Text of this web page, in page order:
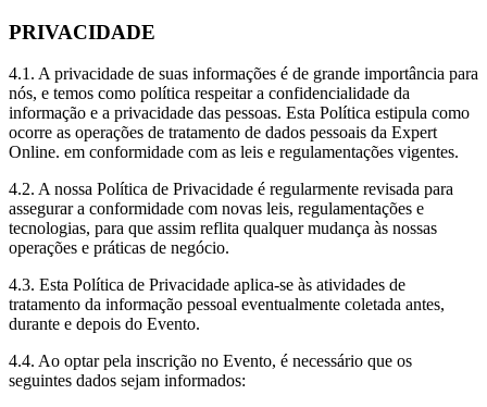
PRIVACIDADE
4.1. A privacidade de suas informações é de grande importância para
nós, e temos como política respeitar a confidencialidade da
informação e a privacidade das pessoas. Esta Política estipula como
ocorre as operações de tratamento de dados pessoais da Expert
Online. em conformidade com as leis e regulamentações vigentes.
4.2. A nossa Política de Privacidade é regularmente revisada para
assegurar a conformidade com novas leis, regulamentações e
tecnologias, para que assim reflita qualquer mudança às nossas
operações e práticas de negócio.
4.3. Esta Política de Privacidade aplica-se às atividades de
tratamento da informação pessoal eventualmente coletada antes,
durante e depois do Evento.
4.4. Ao optar pela inscrição no Evento, é necessário que os
seguintes dados sejam informados: